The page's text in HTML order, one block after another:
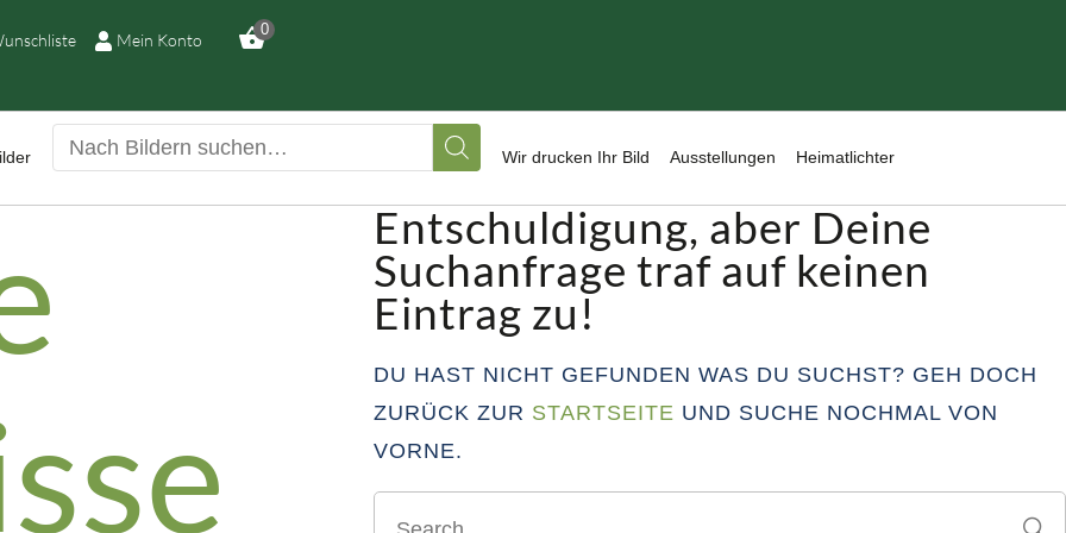
Mein Konto
0
Wir drucken Ihr Bild Ausstellungen Heimatlichter
LEUCHTBILDER
Entschuldigung, aber Deine
Suchanfrage traf auf keinen
Eintrag zu!
DU HAST NICHT GEFUNDEN WAS DU SUCHST? GEH DOCH
ZURÜCK ZUR STARTSEITE UND SUCHE NOCHMAL VON
VORNE.